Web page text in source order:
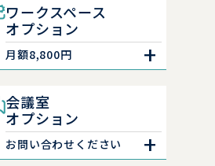
ワークスペース
オプション
月額8,800円
会議室
オプション
お問い合わせください